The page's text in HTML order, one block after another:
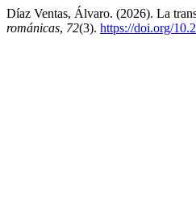
Díaz Ventas, Álvaro. (2026). La
románicas, 72(3). https://doi.org/